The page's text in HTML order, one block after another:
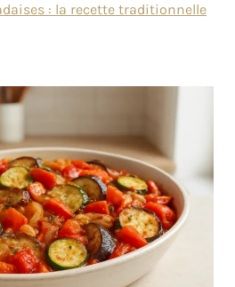
: la recette traditionnelle